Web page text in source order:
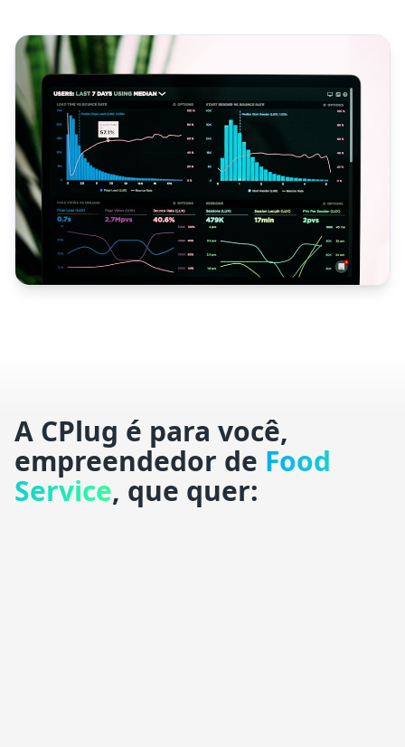
A CPlug é para você,
empreendedor de Food
Service, que quer: